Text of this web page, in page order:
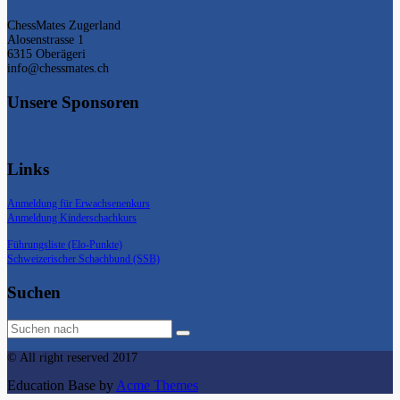
ChessMates Zugerland
Alosenstrasse 1
6315 Oberägeri
info@chessmates.ch
Unsere Sponsoren
Links
Anmeldung für Erwachsenenkurs
Anmeldung Kinderschachkurs
Führungsliste (Elo-Punkte)
Schweizerischer Schachbund (SSB)
Suchen
© All right reserved 2017
Education Base by Acme Themes